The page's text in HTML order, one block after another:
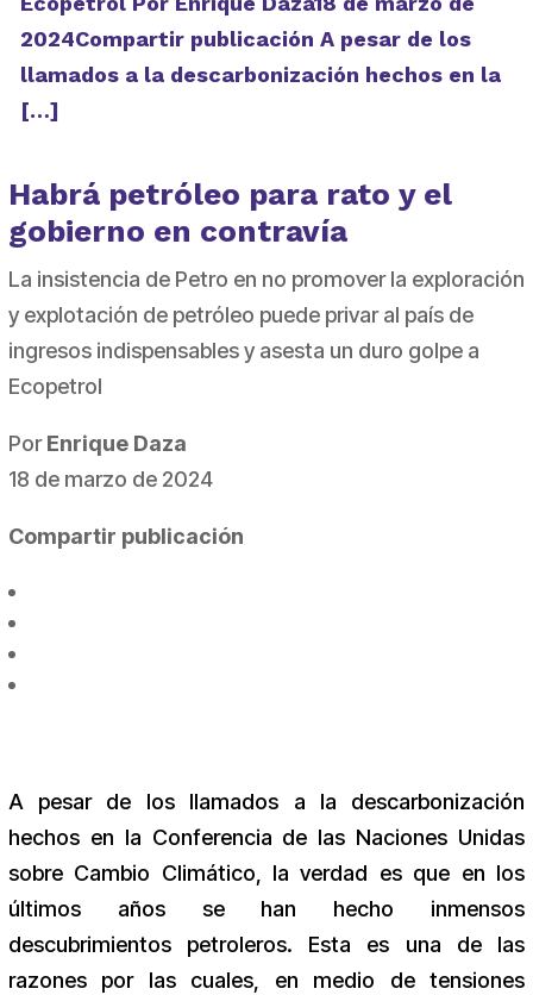
2024Compartir publicación A pesar de los
llamados a la descarbonización hechos en la
[…]
Habrá petróleo para rato y el
gobierno en contravía
La insistencia de Petro en no promover la exploración
y explotación de petróleo puede privar al país de
ingresos indispensables y asesta un duro golpe a
Ecopetrol
PorEnrique Daza
18 de marzo de 2024
Compartir publicación
A pesar de los llamados a la descarbonización
hechos en la Conferencia de las Naciones Unidas
sobre Cambio Climático, la verdad es que en los
últimos años se han hecho inmensos
descubrimientos petroleros. Esta es una de las
razones por las cuales, en medio de tensiones